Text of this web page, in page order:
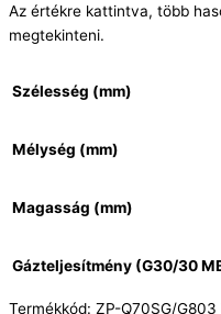
Az értékre kattintva, több
megtekinteni.
Szélesség (mm)
Mélység (mm)
Magasság (mm)
Gázteljesítmény (G30/30
Termékkód: ZP-Q70SG/G803